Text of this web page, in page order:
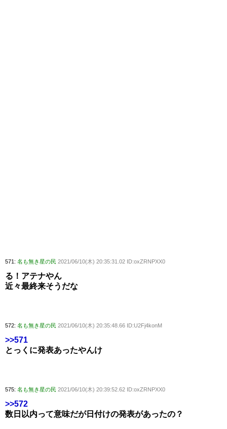
571: 名も無き星の民 2021/06/10(木) 20:35:31.02 ID:oxZRNPXX0
る！アテナやん
近々最終来そうだな
572: 名も無き星の民 2021/06/10(木) 20:35:48.66 ID:U2Fj4konM
>>571
とっくに発表あったやんけ
575: 名も無き星の民 2021/06/10(木) 20:39:52.62 ID:oxZRNPXX0
>>572
数日以内って意味だが日付けの発表があったの？